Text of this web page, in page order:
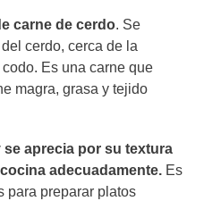
carne de cerdo. Se
cerdo, cerca de la
Es una carne que
magra, grasa y tejido
aprecia por su textura
adecuadamente. Es
para preparar platos